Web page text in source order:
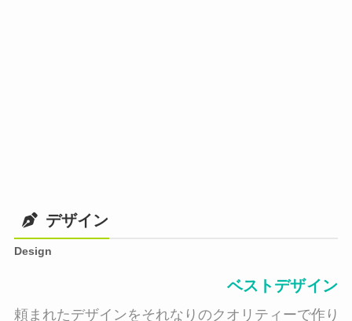
デザイン
Design
ベストデザイン
頼まれたデザインをそれなりのクオリティーで作り